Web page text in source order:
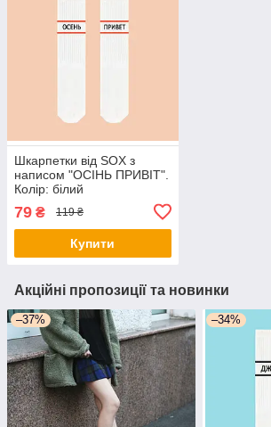
Шкарпетки від SOX з
написом "ОСІНЬ ПРИВІТ".
Колір: білий
79 ₴ 119 ₴
Купити
Акційні пропозиції та новинки
–37% –34%